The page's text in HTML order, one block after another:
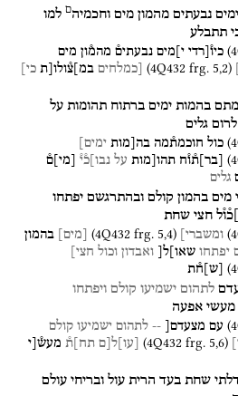
ימים נבעתים מהמון מים וחכמיהם למו
תתבלע
( כיו֯[רדי י]מים נבעתים֯ מהמ֯ון מים
(4Q432 frg. 5,2) [כמלחים במ]צ֯ולו[ת כי]
בהמות ימים ברתוח תהומות על
לרום גלים
( כול חוכמת֯מה בה[מות ימים]
( בר ת֯ו֯ח תהו[מות על נבו]כ֯י֯ מי ם֯
גלים
מים בהמון קולם ובהתרגשם יפתחו
חצי שחת
( ומשברי] (4Q432 frg. 5,4) מים
בהמון
יפתחו שאו]ל[ ואבדון וכול חצי]
( ש ח֯ת
לתהום ישמיעו קולם ויפתחו
מעשי אפעה
( עם מצעדם[ -- לתהום ישמיעו קולם
(4Q432 frg. 5,6) עו ל[ם תח]ת֯ מעש֯[י
שחת בעד הרית עול ובריחי עולם